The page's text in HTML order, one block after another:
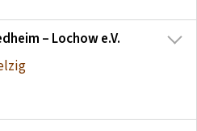
– Lochow e.V.